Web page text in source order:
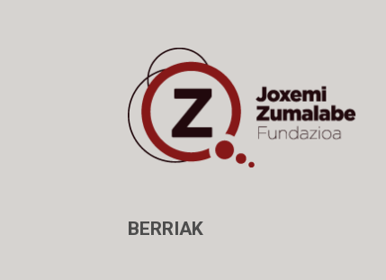
BERRIAK